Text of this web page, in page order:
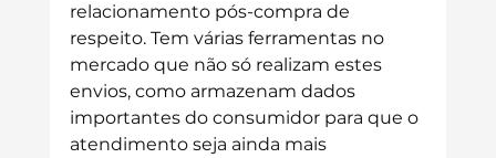
relacionamento pós-compra de
respeito. Tem várias ferramentas no
mercado que não só realizam estes
envios, como armazenam dados
importantes do consumidor para que o
atendimento seja ainda mais